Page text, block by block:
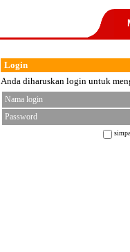
Login
Anda diharuskan login untuk
Nama login
Password